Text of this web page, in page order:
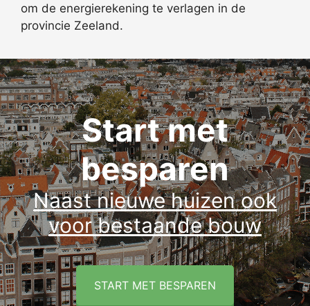
om de energierekening te verlagen in de
provincie Zeeland.
Start met
besparen
Naast nieuwe huizen ook
voor bestaande bouw
START MET BESPAREN